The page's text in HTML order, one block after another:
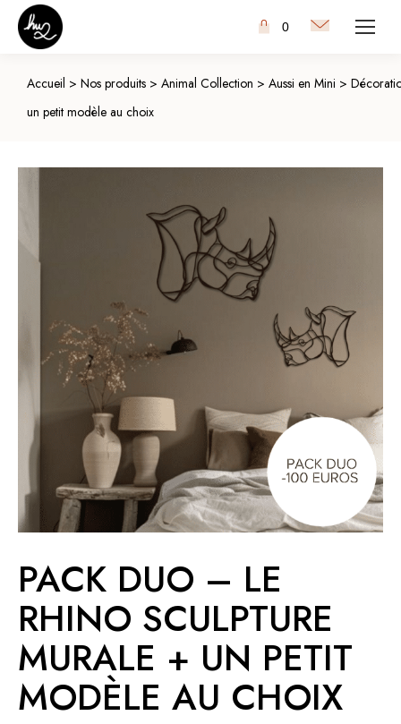
0
Accueil > Nos produits> Animal Collection > Aussi en Mini >
un petit modèle au choix
PACK DUO – LE
RHINO SCULPTURE
MURALE + UN PETIT
MODÈLE AU CHOIX